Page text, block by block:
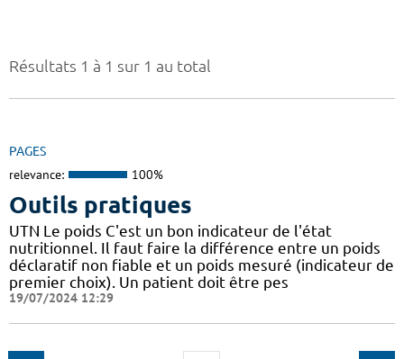
Résultats 1 à 1 sur 1 au total
PAGES
relevance: 100%
Outils pratiques
UTN Le poids C'est un bon indicateur de l'état
nutritionnel. Il faut faire la différence entre un poids
déclaratif non fiable et un poids mesuré (indicateur de
premier choix). Un patient doit être pes
19/07/2024 12:29